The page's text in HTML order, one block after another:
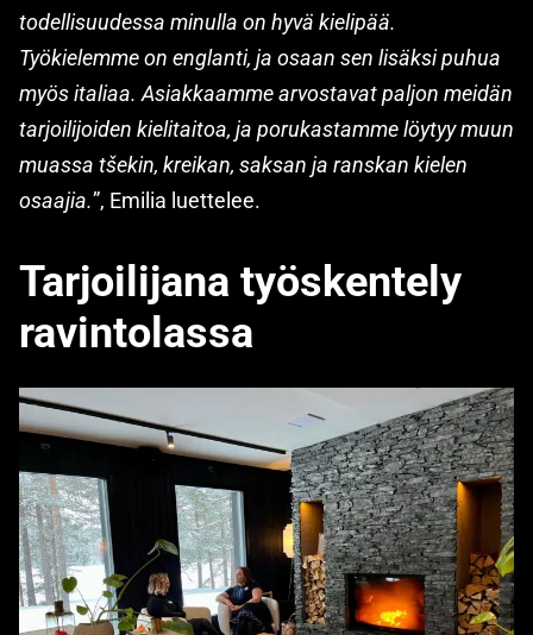
todellisuudessa minulla on hyvä kielipää.
Työkielemme on englanti, ja osaan sen lisäksi puhua
myös italiaa. Asiakkaamme arvostavat paljon meidän
tarjoilijoiden kielitaitoa, ja porukastamme löytyy muun
muassa tšekin, kreikan, saksan ja ranskan kielen
osaajia.”, Emilia luettelee.
Tarjoilijana työskentely
ravintolassa